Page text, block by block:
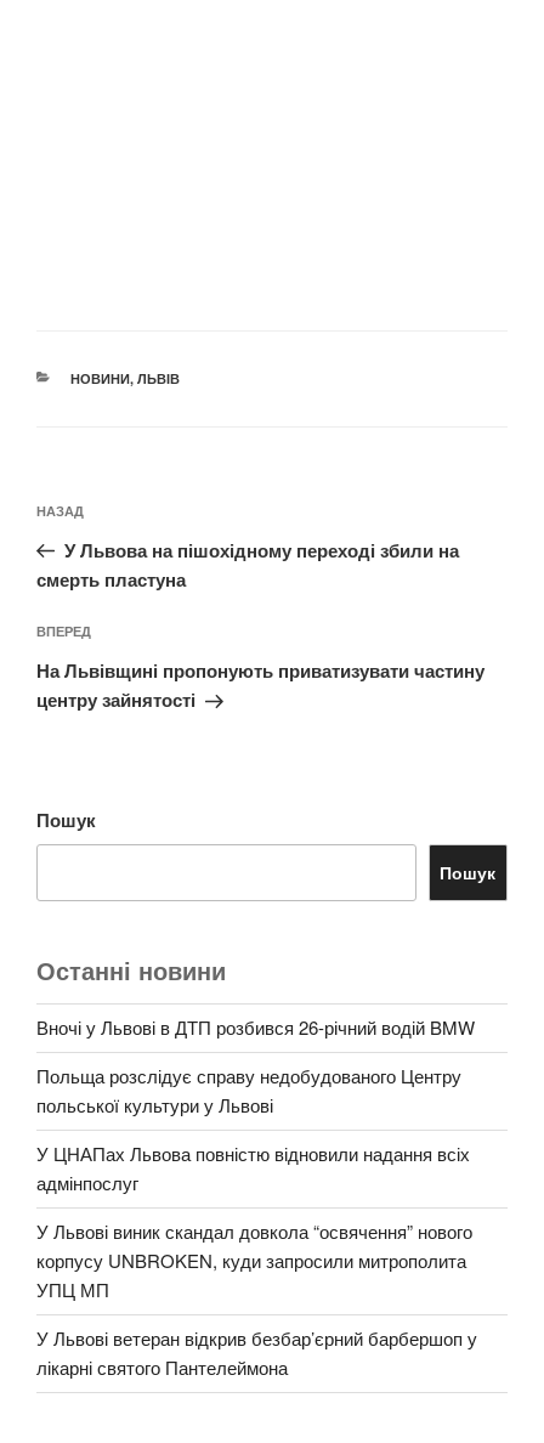
КАТЕГОРІЇ
НОВИНИ, ЛЬВІВ
записів
Попередній
запис:
НАЗАД
У Львова на пішохідному переході збили на
смерть пластуна
Наступний
запис
ВПЕРЕД
На Львівщині пропонують приватизувати частину
центру зайнятості
Пошук
Пошук
Останні новини
Вночі у Львові в ДТП розбився 26-річний водій BMW
Польща розслідує справу недобудованого Центру
польської культури у Львові
У ЦНАПах Львова повністю відновили надання всіх
адмінпослуг
У Львові виник скандал довкола “освячення” нового
корпусу UNBROKEN, куди запросили митрополита
УПЦ МП
У Львові ветеран відкрив безбар’єрний барбершоп у
лікарні святого Пантелеймона